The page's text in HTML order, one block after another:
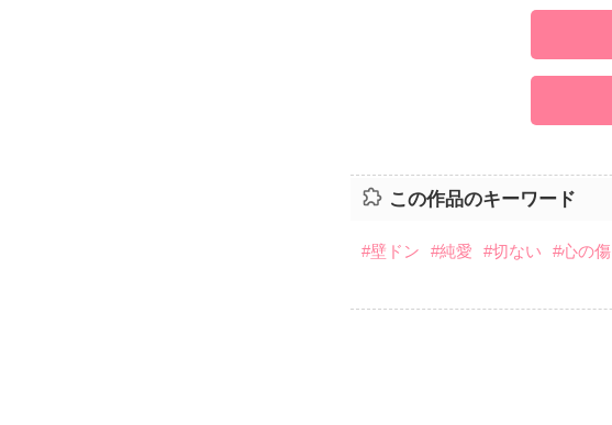
この作品のキーワード
#壁ドン #純愛 #切ない #心の傷